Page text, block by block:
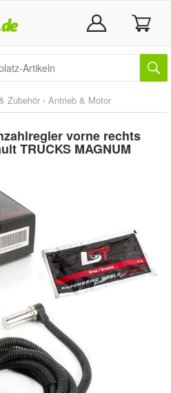
Zubehör › Antrieb & Motor
vorne rechts
TRUCKS MAGNUM